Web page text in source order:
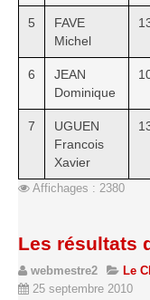
5
FAVE
Michel
6
JEAN
Dominique
7
UGUEN
Francois
Xavier
Affichages : 2380
Les résultats
webmestre2
Le
25 septembre 2010